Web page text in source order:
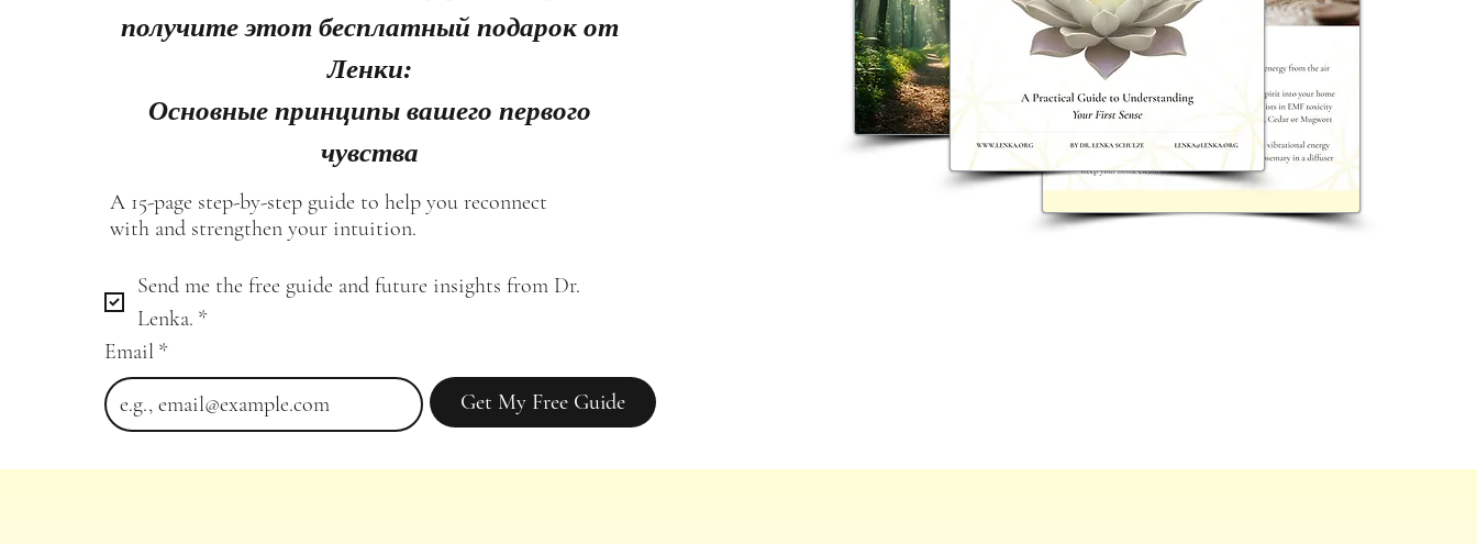
получите этот бесплатный подарок от
Ленки:
Основные принципы вашего первого
чувства
A 15-page step-by-step guide to help you reconnect
with and strengthen your intuition.
Send me the free guide and future insights from Dr.
Lenka. *
Email *
Get My Free Guide